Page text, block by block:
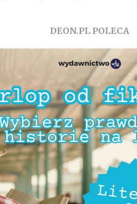
DEON.PL POLECA